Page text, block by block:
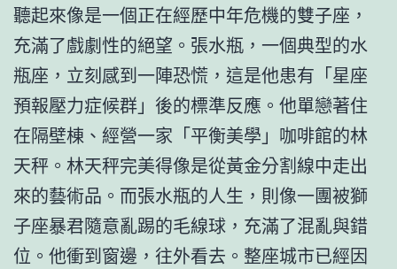
聽起來像是一個正在經歷中年危機的雙子座，
充滿了戲劇性的絕望。張水瓶，一個典型的水
瓶座，立刻感到一陣恐慌，這是他患有「星座
預報壓力症候群」後的標準反應。他單戀著住
在隔壁棟、經營一家「平衡美學」咖啡館的林
天秤。林天秤完美得像是從黃金分割線中走出
來的藝術品。而張水瓶的人生，則像一團被獅
子座暴君隨意亂踢的毛線球，充滿了混亂與錯
位。他衝到窗邊，往外看去。整座城市已經因